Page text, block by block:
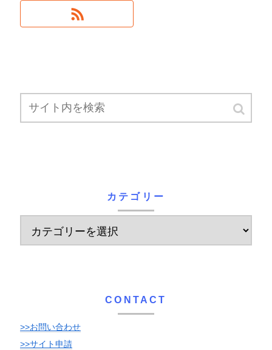
カテゴリー
CONTACT
>>お問い合わせ
>>サイト申請